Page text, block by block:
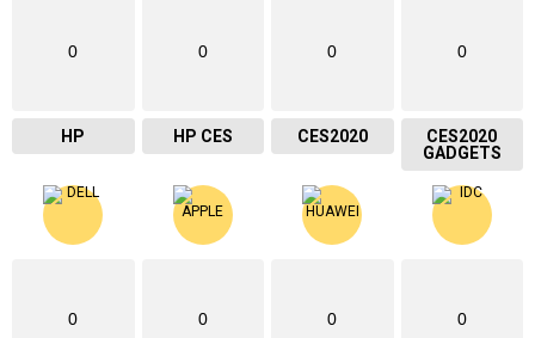
0
HP
0
HP CES
0
CES2020
0
CES2020
GADGETS
0 0 0 0